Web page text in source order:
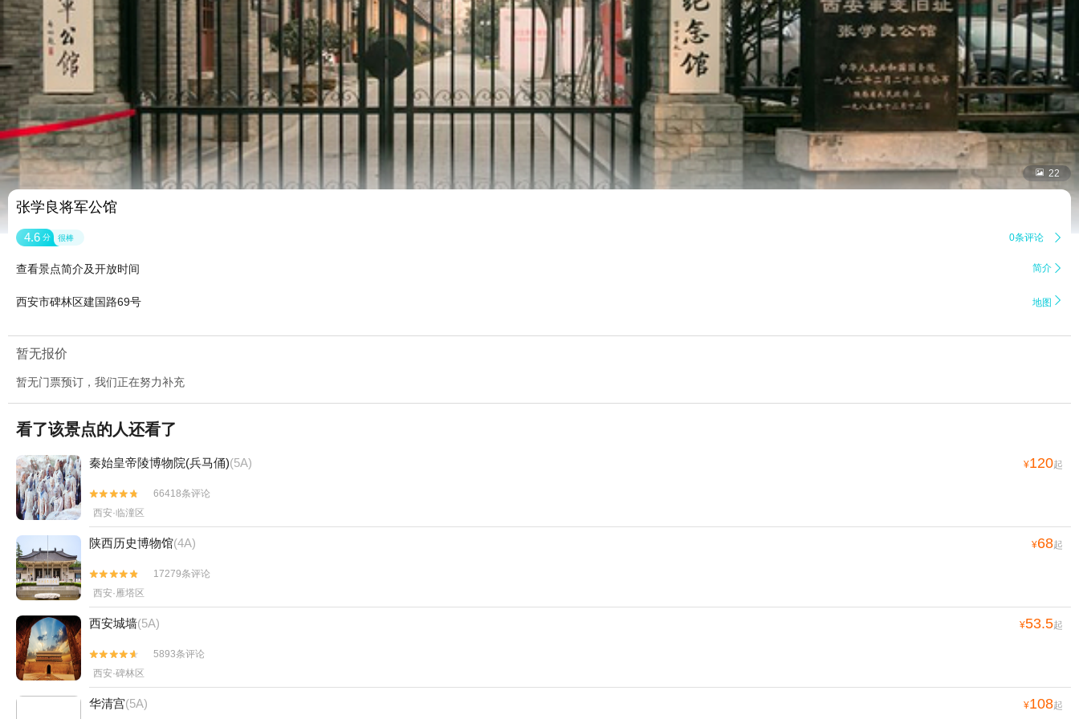
 22
张学良将军公馆
4.6 分 很棒 0条评论 
查看景点简介及开放时间 简介 
西安市碑林区建国路69号 地图 
暂无报价
暂无门票预订，我们正在努力补充
看了该景点的人还看了
秦始皇帝陵博物院(兵马俑)(5A) ¥120起


66418条评论
西安·临潼区
陕西历史博物馆(4A) ¥68起


17279条评论
西安·雁塔区
西安城墙(5A) ¥53.5起


5893条评论
西安·碑林区
华清宫(5A) ¥108起